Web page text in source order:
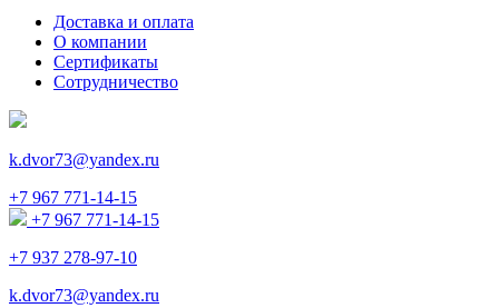
Доставка и оплата
О компании
Сертификаты
Сотрудничество
k.dvor73@yandex.ru
+7 967 771-14-15
+7 967 771-14-15
+7 937 278-97-10
k.dvor73@yandex.ru